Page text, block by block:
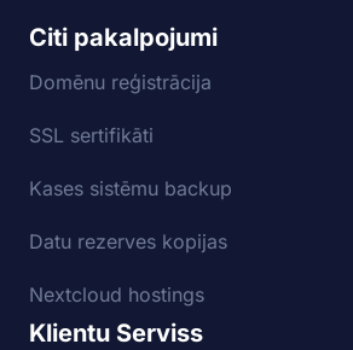
Citi pakalpojumi
Domēnu reģistrācija
SSL sertifikāti
Kases sistēmu backup
Datu rezerves kopijas
Nextcloud hostings
Klientu Serviss